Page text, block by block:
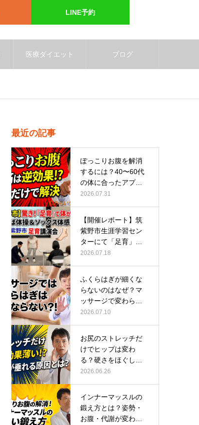
LINE予約
医療ダイエット ブログ
最近の記事
ぽっこりお腹を解消
するには？40〜60代
の体に合ったアプロ
ーチ
2026.07.31
【開催レポート】筑
紫野市生涯学習セン
ターにて「足育」講
演会に登壇し…
2026.07.18
ふくらはぎが細くな
らないのはなぜ？マ
ッサージで変わらな
い根本原因
2026.07.10
お尻のストレッチだ
けでヒップは変わ
る？硬さをほぐして
整える正しい方…
2026.06.26
インナーマッスルの
鍛え方とは？姿勢・
お腹・代謝が変わる